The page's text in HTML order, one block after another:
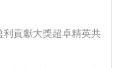
貢獻大獎超卓精英共